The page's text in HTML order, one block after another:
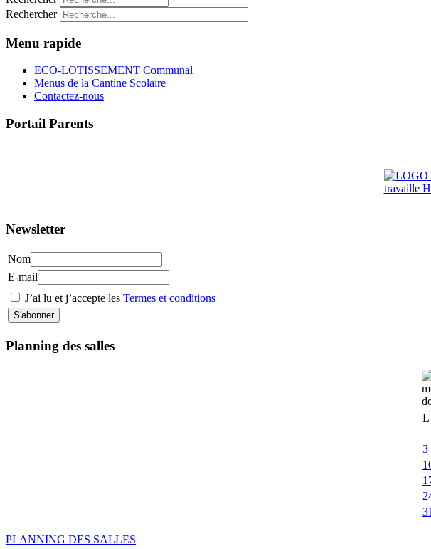
Rechercher
Menu rapide
ECO-LOTISSEMENT Communal
Menus de la Cantine Scolaire
Contactez-nous
Portail Parents
Newsletter
Nom
E-mail
J’ai lu et j’accepte les Termes et conditions
Planning des salles
L
3
31
PLANNING DES SALLES